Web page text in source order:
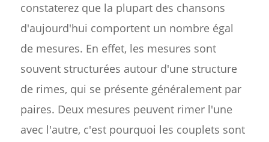
constaterez que la plupart des chansons
d'aujourd'hui comportent un nombre égal
de mesures. En effet, les mesures sont
souvent structurées autour d'une structure
de rimes, qui se présente généralement par
paires. Deux mesures peuvent rimer l'une
avec l'autre, c'est pourquoi les couplets sont